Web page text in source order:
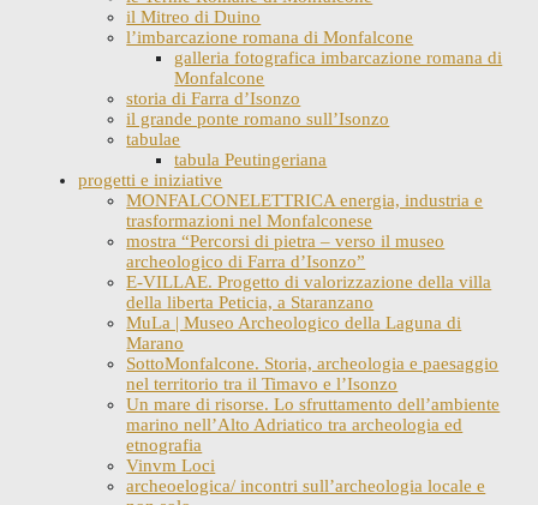
il Mitreo di Duino
l’imbarcazione romana di Monfalcone
galleria fotografica imbarcazione romana di
Monfalcone
storia di Farra d’Isonzo
il grande ponte romano sull’Isonzo
tabulae
tabula Peutingeriana
progetti e iniziative
MONFALCONELETTRICA energia, industria e
trasformazioni nel Monfalconese
mostra “Percorsi di pietra – verso il museo
archeologico di Farra d’Isonzo”
E-VILLAE. Progetto di valorizzazione della villa
della liberta Peticia, a Staranzano
MuLa | Museo Archeologico della Laguna di
Marano
SottoMonfalcone. Storia, archeologia e paesaggio
nel territorio tra il Timavo e l’Isonzo
Un mare di risorse. Lo sfruttamento dell’ambiente
marino nell’Alto Adriatico tra archeologia ed
etnografia
Vinvm Loci
archeoelogica/ incontri sull’archeologia locale e